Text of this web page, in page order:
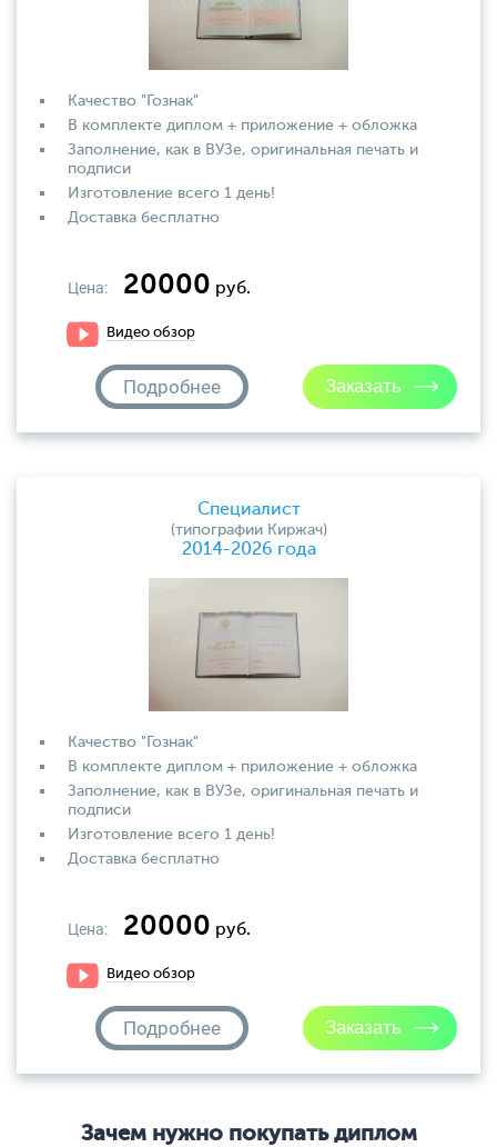
Качество "Гознак"
В комплекте диплом + приложение + обложка
Заполнение, как в ВУЗе, оригинальная печать и
подписи
Изготовление всего 1 день!
Доставка бесплатно
Цена: 20000 руб.
Видео обзор
Подробнее
Специалист
(типографии Киржач)
2014-2026 года
Качество "Гознак"
В комплекте диплом + приложение + обложка
Заполнение, как в ВУЗе, оригинальная печать и
подписи
Изготовление всего 1 день!
Доставка бесплатно
Цена: 20000 руб.
Видео обзор
Подробнее
Зачем нужно покупать диплом